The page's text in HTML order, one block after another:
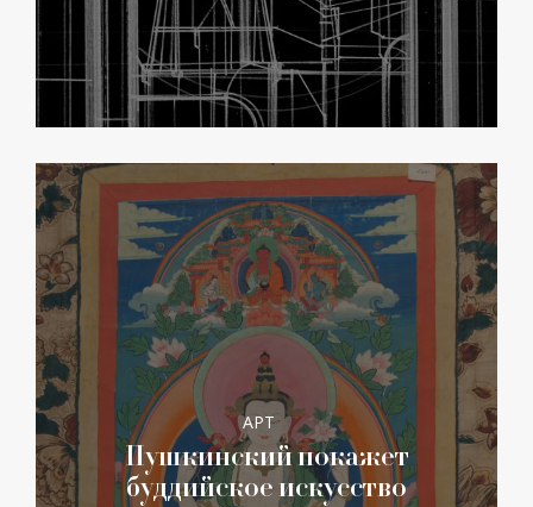
АРТ
Пушкинский покажет
буддийское искусство